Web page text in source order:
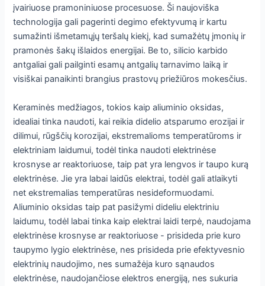
įvairiuose pramoniniuose procesuose. Ši naujoviška
technologija gali pagerinti degimo efektyvumą ir kartu
sumažinti išmetamųjų teršalų kiekį, kad sumažėtų įmonių ir
pramonės šakų išlaidos energijai. Be to, silicio karbido
antgaliai gali pailginti esamų antgalių tarnavimo laiką ir
visiškai panaikinti brangius prastovų priežiūros mokesčius.
Keraminės medžiagos, tokios kaip aliuminio oksidas,
idealiai tinka naudoti, kai reikia didelio atsparumo erozijai ir
dilimui, rūgščių korozijai, ekstremalioms temperatūroms ir
elektriniam laidumui, todėl tinka naudoti elektrinėse
krosnyse ar reaktoriuose, taip pat yra lengvos ir taupo kurą
elektrinėse. Jie yra labai laidūs elektrai, todėl gali atlaikyti
net ekstremalias temperatūras nesideformuodami.
Aliuminio oksidas taip pat pasižymi dideliu elektriniu
laidumu, todėl labai tinka kaip elektrai laidi terpė, naudojama
elektrinėse krosnyse ar reaktoriuose - prisideda prie kuro
taupymo lygio elektrinėse, nes prisideda prie efektyvesnio
elektrinių naudojimo, nes sumažėja kuro sąnaudos
elektrinėse, naudojančiose elektros energiją, nes sukuria